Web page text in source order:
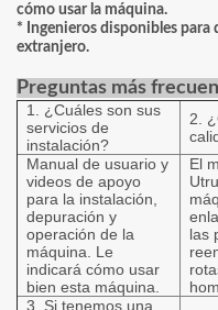
cómo usar la máquina.
* Ingenieros disponibles para
extranjero.
Preguntas más
1. ¿Cuáles son sus
servicios de
instalación?
2.
Manual de usuario y
videos de apoyo
para la instalación,
depuración y
operación de la
máquina. Le
indicará cómo usar
bien esta máquina.
El
las
3. Si tenemos una